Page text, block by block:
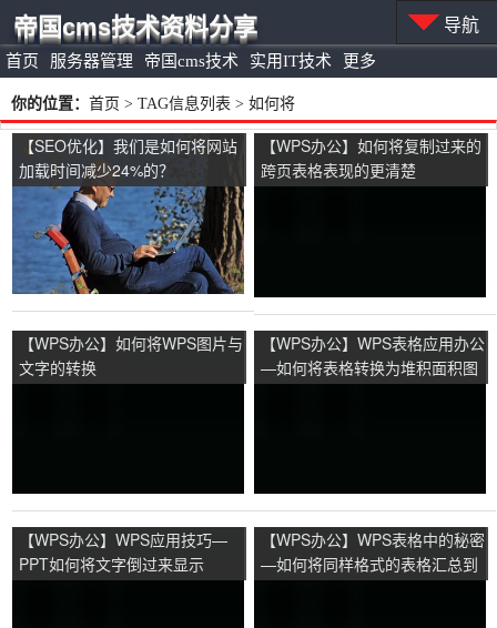
首页 服务器管理 帝国cms技术 实用IT技术 更多
帝国cms技术资料分享 导航
你的位置： 首页 > TAG信息列表 > 如何将
【SEO优化】我们是如何将网站
加载时间减少24%的？
【WPS办公】如何将复制过来的
跨页表格表现的更清楚
【WPS办公】如何将WPS图片与
文字的转换
【WPS办公】WPS表格应用办公
—如何将表格转换为堆积面积图
【WPS办公】WPS应用技巧—
PPT如何将文字倒过来显示
【WPS办公】WPS表格中的秘密
—如何将同样格式的表格汇总到